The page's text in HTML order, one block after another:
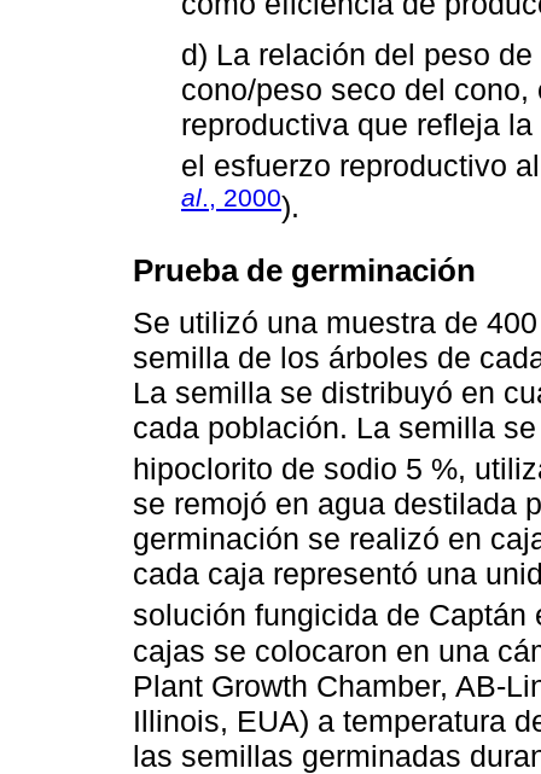
d) La relación del peso
cono/peso seco del
reproductiva que refleja
el esfuerzo reproductivo
al., 2000).
Prueba de germinación
Se utilizó una muestra de
semilla de los árboles de
La semilla se distribuyó en
cada población. La semilla
hipoclorito de sodio 5 %,
se remojó en agua destilada
germinación se realizó en
cada caja representó una
solución fungicida de Captán
cajas se colocaron en una
Plant Growth Chamber, AB-
Illinois, EUA) a temperatura
las semillas germinadas